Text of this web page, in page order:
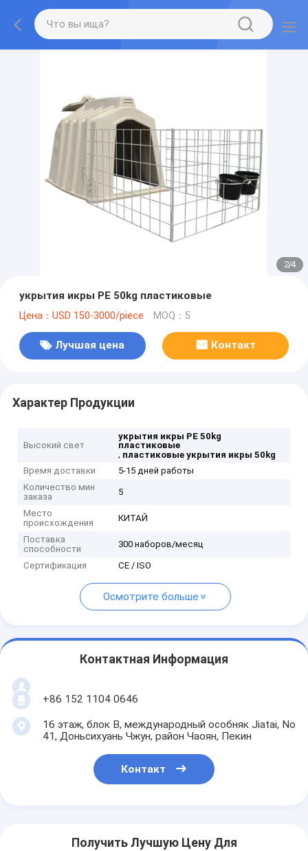
2/4
укрытия икры PE 50kg пластиковые
Цена：USD 150-3000/piece MOQ：5
Лучшая цена Контакт
Характер Продукции
Высокий свет
укрытия икры PE 50kg
пластиковые
, пластиковые укрытия икры 50kg
Время доставки
5-15 дней работы
Количество мин
заказа
5
Место
происхождения
КИТАЙ
Поставка
способности
300 наборов/месяц
Сертификация CE / ISO
Осмотрите больше
Контактная Информация
+86 152 1104 0646
16 этаж, блок B, международный особняк Jiatai, No
41, Доньсихуань Чжун, район Чаоян, Пекин
Контакт
Получить Лучшую Цену Для